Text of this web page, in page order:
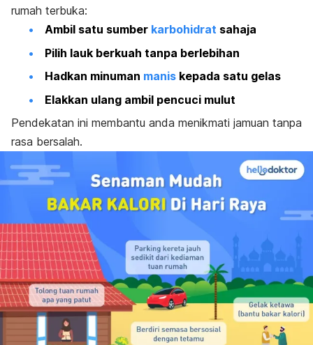
rumah terbuka:
Ambil satu sumber karbohidrat sahaja
Pilih lauk berkuah tanpa berlebihan
Hadkan minuman manis kepada satu gelas
Elakkan ulang ambil pencuci mulut
Pendekatan ini membantu anda menikmati jamuan tanpa
rasa bersalah.